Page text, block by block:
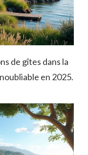
de gîtes dans la
en 2025.